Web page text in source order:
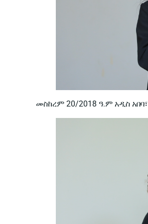
መስከረም 20/2018 ዓ.ም አዲስ አበባ፣